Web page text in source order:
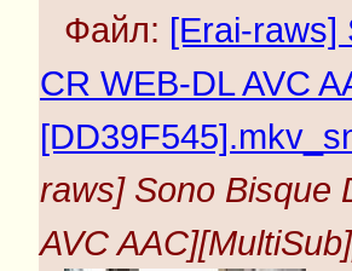
Файл: [Erai-raws]
CR WEB-DL AVC
raws] Sono Bisque
AVC